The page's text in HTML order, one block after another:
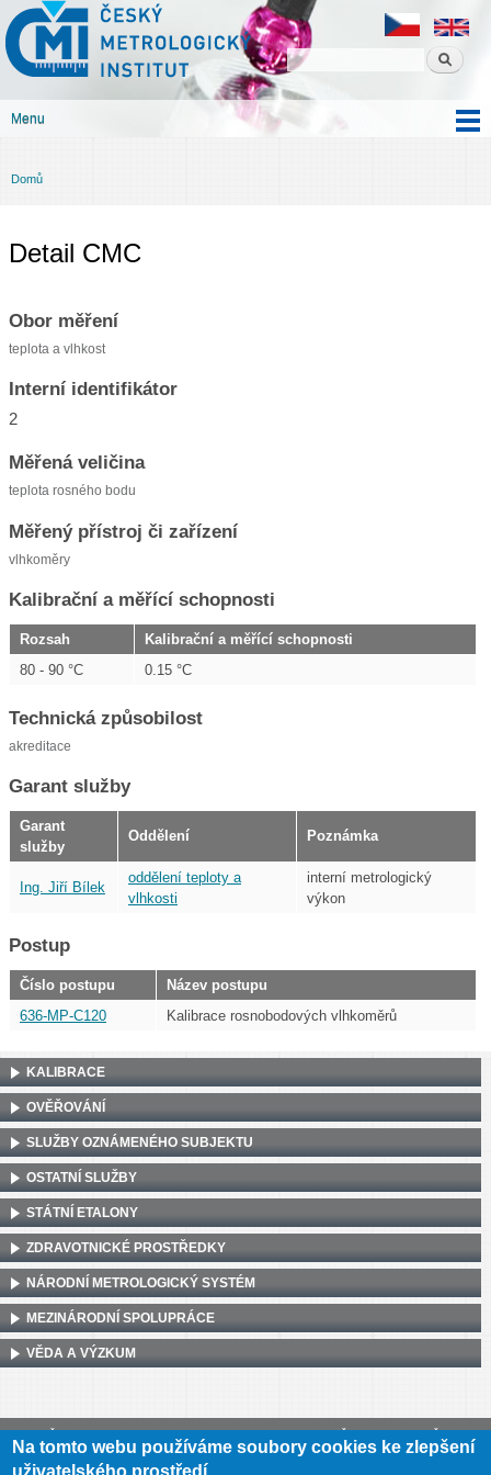
obsahu
Český
metrologický
institut
Menu
Jste zde
Domů
Detail CMC
Obor měření
teplota a vlhkost
Interní identifikátor
2
Měřená veličina
teplota rosného bodu
Měřený přístroj či zařízení
vlhkoměry
Kalibrační a měřící schopnosti
Rozsah
Kalibrační a měřící schopnosti
80 - 90 °C
0.15 °C
Technická způsobilost
akreditace
Garant služby
Garant
služby
Oddělení Poznámka
Ing. Jiří Bílek
oddělení teploty a
vlhkosti
interní metrologický
výkon
Postup
Číslo postupu
Název postupu
636-MP-C120
Kalibrace rosnobodových vlhkoměrů
KALIBRACE
OVĚŘOVÁNÍ
SLUŽBY OZNÁMENÉHO SUBJEKTU
OSTATNÍ SLUŽBY
STÁTNÍ ETALONY
ZDRAVOTNICKÉ PROSTŘEDKY
NÁRODNÍ METROLOGICKÝ SYSTÉM
MEZINÁRODNÍ SPOLUPRÁCE
VĚDA A VÝZKUM
CZ00177016
Na tomto webu používáme soubory cookies ke zlepšení
uživatelského prostředí.